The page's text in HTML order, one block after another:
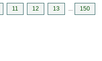
11 12 13 150